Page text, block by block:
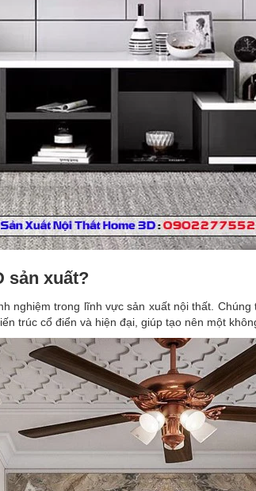
sản xuất?
nghiệm trong lĩnh vực sản xuất nội thất.
trúc cổ điển và hiện đại, giúp tạo nên một